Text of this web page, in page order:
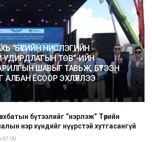
“БҮСИЙН НИСЛЭГИЙН
ТӨВ”-ИЙН
ШАВЫГ ТАВЬЖ, БҮТЭЭН
ЁСООР ЭХЛҮҮЛЛЭЭ
бүтээлийг “нэрлэж” Төрийн
нэр хүндийг нүүрстэй хутгасангүй
07-06